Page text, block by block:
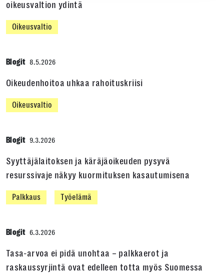
oikeusvaltion ydintä
Oikeusvaltio
Blogit 8.5.2026
Oikeudenhoitoa uhkaa rahoituskriisi
Oikeusvaltio
Blogit 9.3.2026
Syyttäjälaitoksen ja käräjäoikeuden pysyvä
resurssivaje näkyy kuormituksen kasautumisena
Palkkaus Työelämä
Blogit 6.3.2026
Tasa-arvoa ei pidä unohtaa – palkkaerot ja
raskaussyrjintä ovat edelleen totta myös Suomessa